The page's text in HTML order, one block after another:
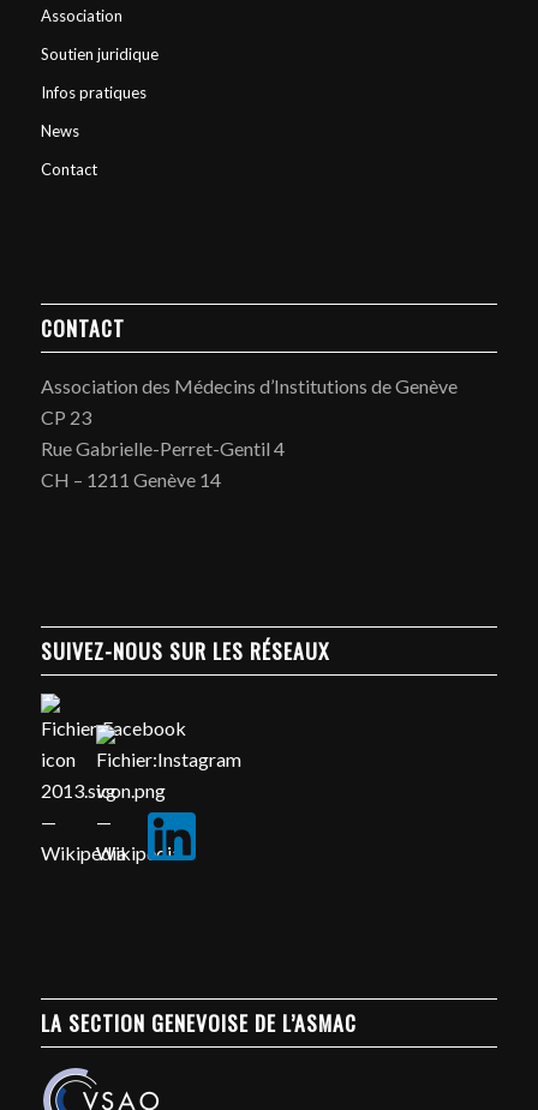
Association
Soutien juridique
Infos pratiques
News
Contact
CONTACT
Association des Médecins d’Institutions de Genève
CP 23
Rue Gabrielle-Perret-Gentil 4
CH – 1211 Genève 14
SUIVEZ-NOUS SUR LES RÉSEAUX
LA SECTION GENEVOISE DE L’ASMAC